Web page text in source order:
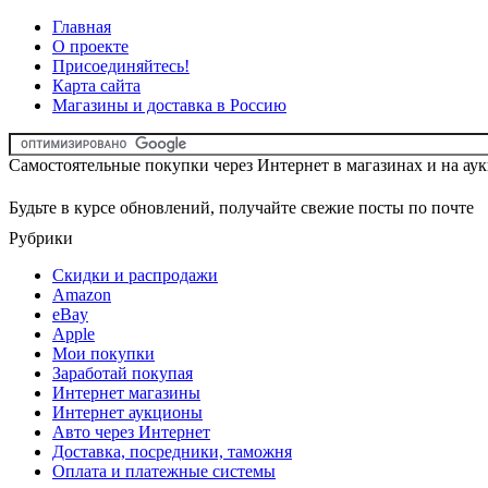
Главная
О проекте
Присоединяйтесь!
Карта сайта
Магазины и доставка в Россию
Самостоятельные покупки через Интернет в магазинах и на
Будьте в курсе обновлений, получайте свежие посты по почте
Рубрики
Скидки и распродажи
Amazon
eBay
Apple
Мои покупки
Заработай покупая
Интернет магазины
Интернет аукционы
Авто через Интернет
Доставка, посредники, таможня
Оплата и платежные системы